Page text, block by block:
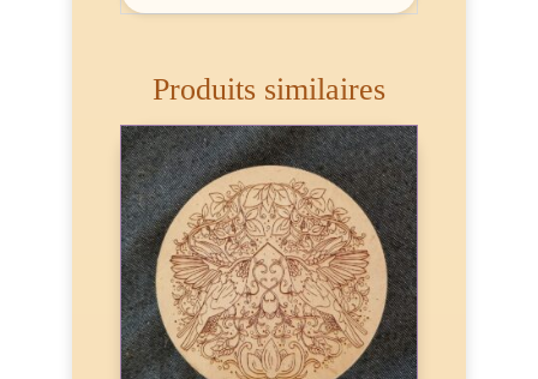
Produits similaires